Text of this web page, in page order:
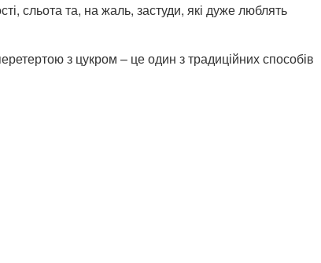
сльота та, на жаль, застуди, які дуже люблять
з цукром – це один з традиційних способів